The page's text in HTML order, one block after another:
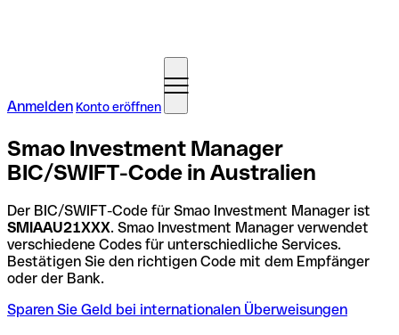
Anmelden Konto eröffnen
Smao Investment Manager
BIC/SWIFT-Code in Australien
Der BIC/SWIFT-Code für Smao Investment Manager ist
SMIAAU21XXX. Smao Investment Manager verwendet
verschiedene Codes für unterschiedliche Services.
Bestätigen Sie den richtigen Code mit dem Empfänger
oder der Bank.
Sparen Sie Geld bei internationalen Überweisungen